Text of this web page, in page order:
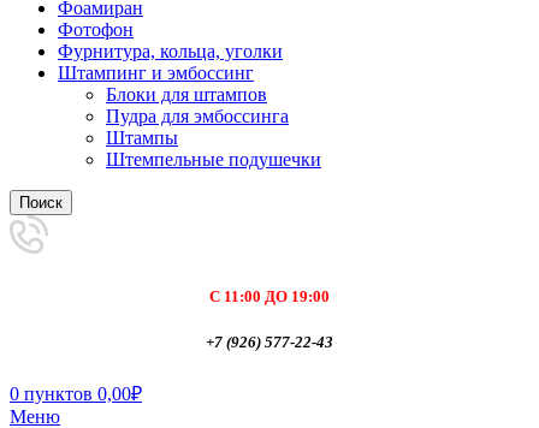
Фоамиран
Фотофон
Фурнитура, кольца, уголки
Штампинг и эмбоссинг
Блоки для штампов
Пудра для эмбоссинга
Штампы
Штемпельные подушечки
Поиск
С 11:00 ДО 19:00
+7 (926) 577-22-43
0 пунктов 0,00₽
Меню